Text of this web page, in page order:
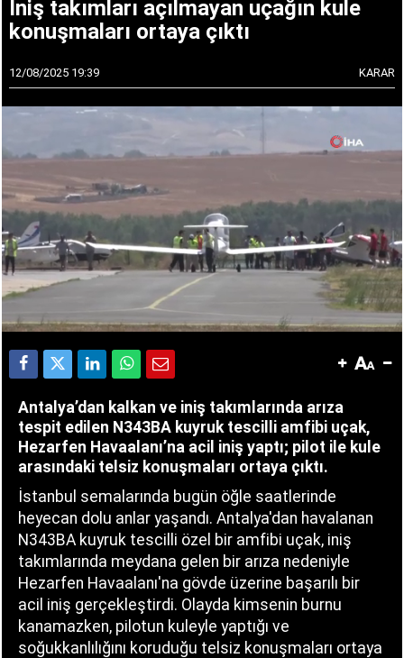
İniş takımları açılmayan uçağın kule
konuşmaları ortaya çıktı
12/08/2025 19:39 KARAR
Antalya’dan kalkan ve iniş takımlarında arıza
tespit edilen N343BA kuyruk tescilli amfibi uçak,
Hezarfen Havaalanı’na acil iniş yaptı; pilot ile kule
arasındaki telsiz konuşmaları ortaya çıktı.
İstanbul semalarında bugün öğle saatlerinde
heyecan dolu anlar yaşandı. Antalya'dan havalanan
N343BA kuyruk tescilli özel bir amfibi uçak, iniş
takımlarında meydana gelen bir arıza nedeniyle
Hezarfen Havaalanı'na gövde üzerine başarılı bir
acil iniş gerçekleştirdi. Olayda kimsenin burnu
kanamazken, pilotun kuleyle yaptığı ve
soğukkanlılığını koruduğu telsiz konuşmaları ortaya